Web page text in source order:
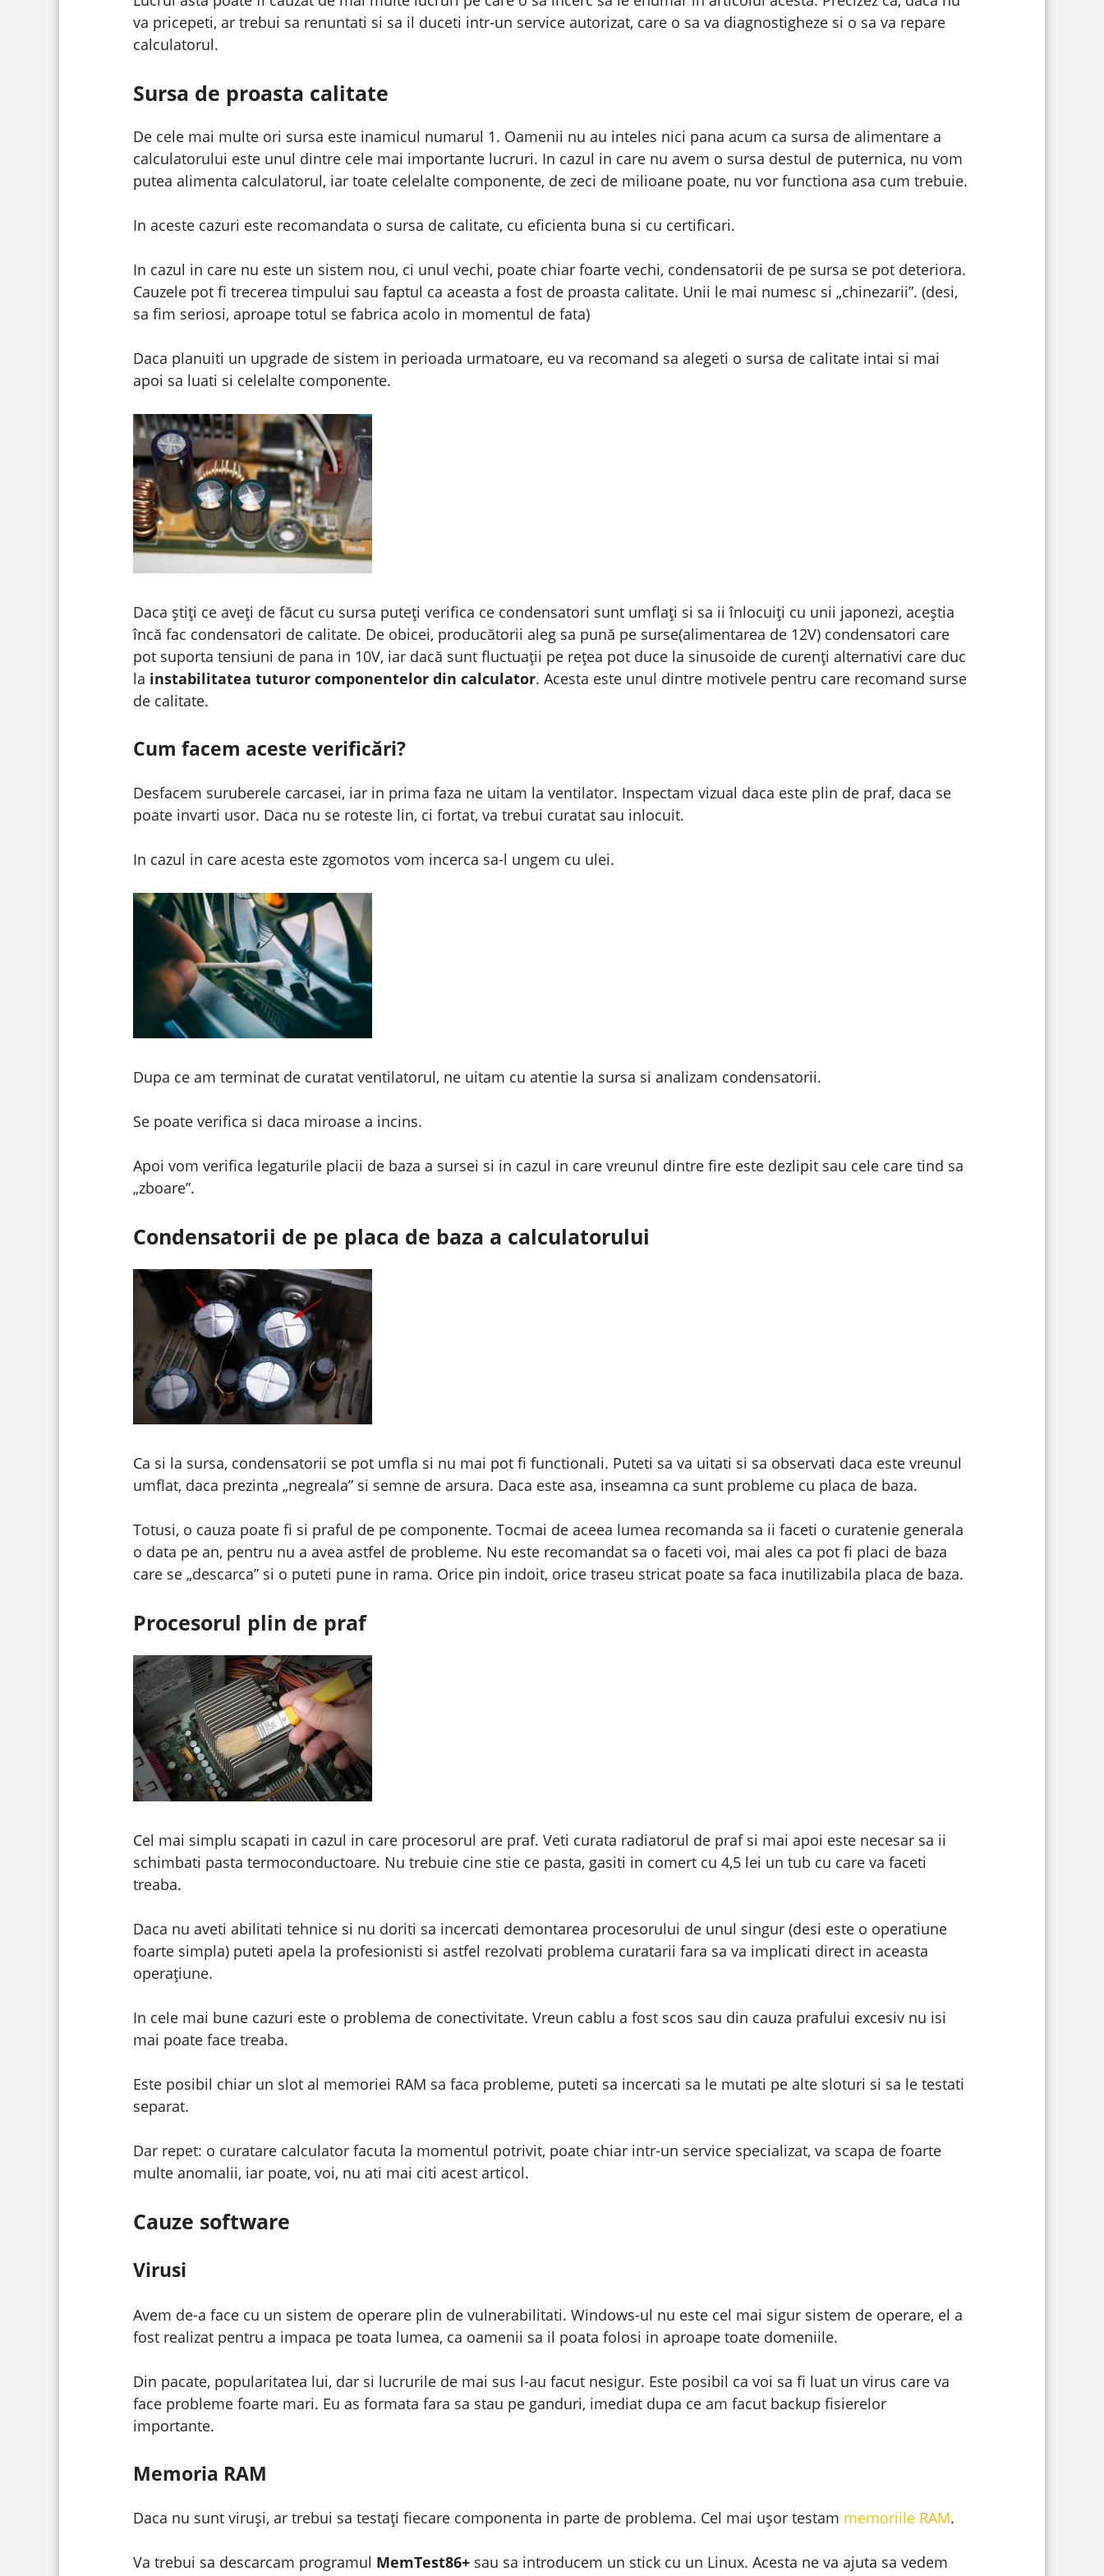
va pricepeti, ar trebui sa renuntati si sa il duceti intr-un service autorizat, care o sa va diagnostigheze si o sa va repare
calculatorul.
Sursa de proasta calitate
De cele mai multe ori sursa este inamicul numarul 1. Oamenii nu au inteles nici pana acum ca sursa de alimentare a
calculatorului este unul dintre cele mai importante lucruri. In cazul in care nu avem o sursa destul de puternica, nu vom
putea alimenta calculatorul, iar toate celelalte componente, de zeci de milioane poate, nu vor functiona asa cum trebuie.
In aceste cazuri este recomandata o sursa de calitate, cu eficienta buna si cu certificari.
In cazul in care nu este un sistem nou, ci unul vechi, poate chiar foarte vechi, condensatorii de pe sursa se pot deteriora.
Cauzele pot fi trecerea timpului sau faptul ca aceasta a fost de proasta calitate. Unii le mai numesc si „chinezarii”. (desi,
sa fim seriosi, aproape totul se fabrica acolo in momentul de fata)
Daca planuiti un upgrade de sistem in perioada urmatoare, eu va recomand sa alegeti o sursa de calitate intai si mai
apoi sa luati si celelalte componente.
Daca știți ce aveți de făcut cu sursa puteți verifica ce condensatori sunt umflați si sa ii înlocuiți cu unii japonezi, aceștia
încă fac condensatori de calitate. De obicei, producătorii aleg sa pună pe surse(alimentarea de 12V) condensatori care
pot suporta tensiuni de pana in 10V, iar dacă sunt fluctuații pe rețea pot duce la sinusoide de curenți alternativi care duc
la instabilitatea tuturor componentelor din calculator. Acesta este unul dintre motivele pentru care recomand surse
de calitate.
Cum facem aceste verificări?
Desfacem suruberele carcasei, iar in prima faza ne uitam la ventilator. Inspectam vizual daca este plin de praf, daca se
poate invarti usor. Daca nu se roteste lin, ci fortat, va trebui curatat sau inlocuit.
In cazul in care acesta este zgomotos vom incerca sa-l ungem cu ulei.
Dupa ce am terminat de curatat ventilatorul, ne uitam cu atentie la sursa si analizam condensatorii.
Se poate verifica si daca miroase a incins.
Apoi vom verifica legaturile placii de baza a sursei si in cazul in care vreunul dintre fire este dezlipit sau cele care tind sa
„zboare”.
Condensatorii de pe placa de baza a calculatorului
Ca si la sursa, condensatorii se pot umfla si nu mai pot fi functionali. Puteti sa va uitati si sa observati daca este vreunul
umflat, daca prezinta „negreala” si semne de arsura. Daca este asa, inseamna ca sunt probleme cu placa de baza.
Totusi, o cauza poate fi si praful de pe componente. Tocmai de aceea lumea recomanda sa ii faceti o curatenie generala
o data pe an, pentru nu a avea astfel de probleme. Nu este recomandat sa o faceti voi, mai ales ca pot fi placi de baza
care se „descarca” si o puteti pune in rama. Orice pin indoit, orice traseu stricat poate sa faca inutilizabila placa de baza.
Procesorul plin de praf
Cel mai simplu scapati in cazul in care procesorul are praf. Veti curata radiatorul de praf si mai apoi este necesar sa ii
schimbati pasta termoconductoare. Nu trebuie cine stie ce pasta, gasiti in comert cu 4,5 lei un tub cu care va faceti
treaba.
Daca nu aveti abilitati tehnice si nu doriti sa incercati demontarea procesorului de unul singur (desi este o operatiune
foarte simpla) puteti apela la profesionisti si astfel rezolvati problema curatarii fara sa va implicati direct in aceasta
operațiune.
In cele mai bune cazuri este o problema de conectivitate. Vreun cablu a fost scos sau din cauza prafului excesiv nu isi
mai poate face treaba.
Este posibil chiar un slot al memoriei RAM sa faca probleme, puteti sa incercati sa le mutati pe alte sloturi si sa le testati
separat.
Dar repet: o curatare calculator facuta la momentul potrivit, poate chiar intr-un service specializat, va scapa de foarte
multe anomalii, iar poate, voi, nu ati mai citi acest articol.
Cauze software
Virusi
Avem de-a face cu un sistem de operare plin de vulnerabilitati. Windows-ul nu este cel mai sigur sistem de operare, el a
fost realizat pentru a impaca pe toata lumea, ca oamenii sa il poata folosi in aproape toate domeniile.
Din pacate, popularitatea lui, dar si lucrurile de mai sus l-au facut nesigur. Este posibil ca voi sa fi luat un virus care va
face probleme foarte mari. Eu as formata fara sa stau pe ganduri, imediat dupa ce am facut backup fisierelor
importante.
Memoria RAM
Daca nu sunt viruși, ar trebui sa testați fiecare componenta in parte de problema. Cel mai ușor testam memoriile RAM.
Va trebui sa descarcam programul MemTest86+ sau sa introducem un stick cu un Linux. Acesta ne va ajuta sa vedem